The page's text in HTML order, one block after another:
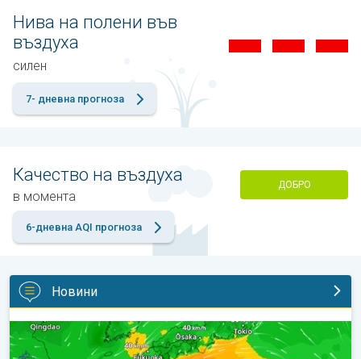
Нива на полени във
въздуха
силен
7- дневна прогноза
Качество на въздуха
в момента
ДОБРО
6-дневна AQI прогноза
Новини
Япония се подготвя за тайфуна „Долфин“.. Опасност от